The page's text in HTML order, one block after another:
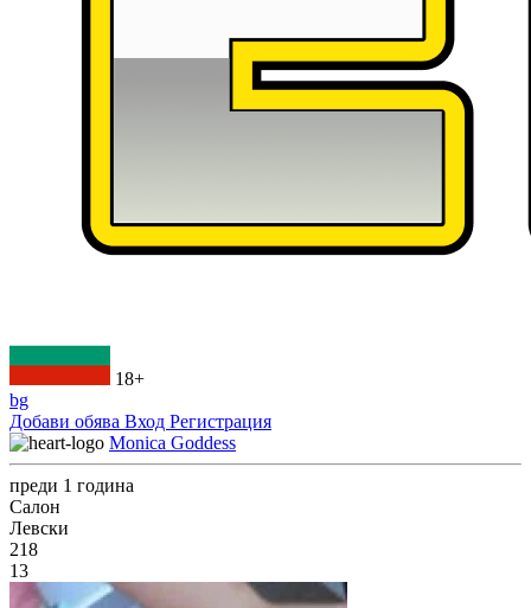
18+
bg
Добави обява Вход Регистрация
Monica Goddess
преди 1 година
Салон
Левски
218
13